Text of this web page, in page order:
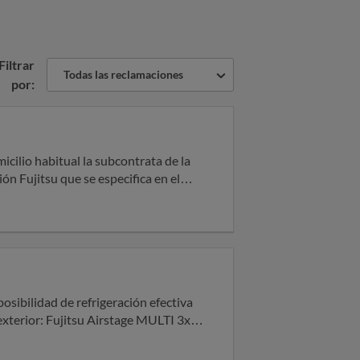
Filtrar
por:
Todas las reclamaciones
Fujitsu que se especifica en el
de la máquina, por tanto debiendo
ha tenido lugar en el plazo legal
(contratación de técnicos
de refrigeración efectiva